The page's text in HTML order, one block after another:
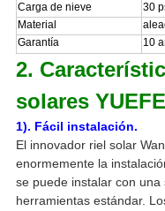
Carga de nieve
30
Material
Garantía
10
2.
solares
1). Fácil instalación.
El innovador riel solar
enormemente la
se puede instalar con
herramientas estándar.